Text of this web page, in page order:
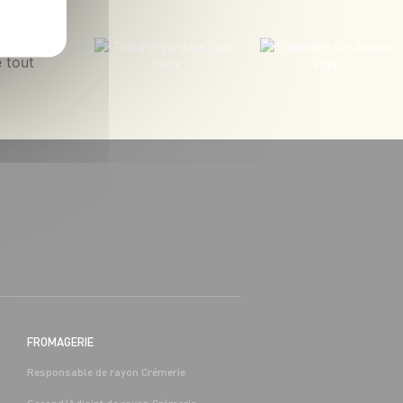
tout
FROMAGERIE
Responsable de rayon Crémerie